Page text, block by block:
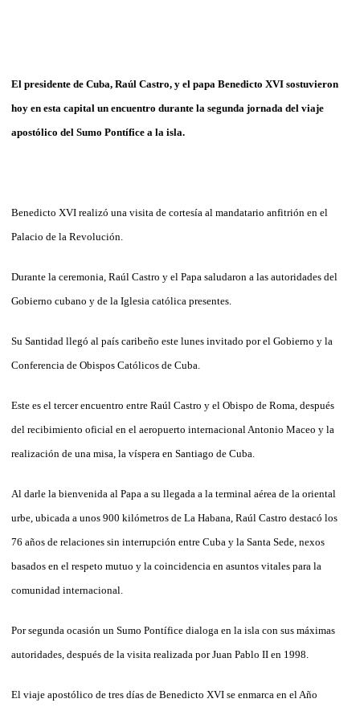
El presidente de Cuba, Raúl Castro, y el papa Benedicto XVI sostuvieron
hoy en esta capital un encuentro durante la segunda jornada del viaje
apostólico del Sumo Pontífice a la isla.
Benedicto XVI realizó una visita de cortesía al mandatario anfitrión en el
Palacio de la Revolución.
Durante la ceremonia, Raúl Castro y el Papa saludaron a las autoridades del
Gobierno cubano y de la Iglesia católica presentes.
Su Santidad llegó al país caribeño este lunes invitado por el Gobierno y la
Conferencia de Obispos Católicos de Cuba.
Este es el tercer encuentro entre Raúl Castro y el Obispo de Roma, después
del recibimiento oficial en el aeropuerto internacional Antonio Maceo y la
realización de una misa, la víspera en Santiago de Cuba.
Al darle la bienvenida al Papa a su llegada a la terminal aérea de la oriental
urbe, ubicada a unos 900 kilómetros de La Habana, Raúl Castro destacó los
76 años de relaciones sin interrupción entre Cuba y la Santa Sede, nexos
basados en el respeto mutuo y la coincidencia en asuntos vitales para la
comunidad internacional.
Por segunda ocasión un Sumo Pontífice dialoga en la isla con sus máximas
autoridades, después de la visita realizada por Juan Pablo II en 1998.
El viaje apostólico de tres días de Benedicto XVI se enmarca en el Año